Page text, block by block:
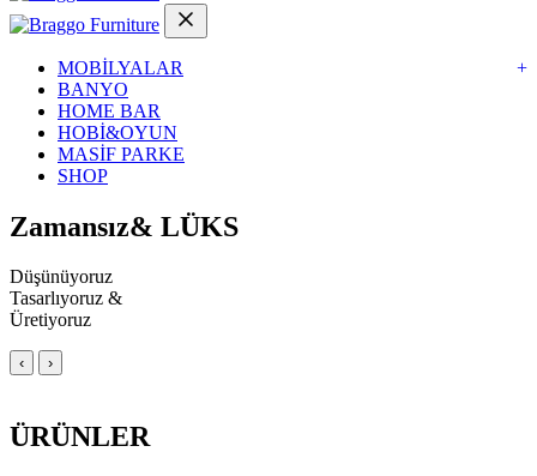
MOBİLYALAR
+
BANYO
HOME BAR
HOBİ&OYUN
MASİF PARKE
SHOP
Zamansız& LÜKS
Düşünüyoruz
Tasarlıyoruz &
Üretiyoruz
‹ ›
ÜRÜNLER